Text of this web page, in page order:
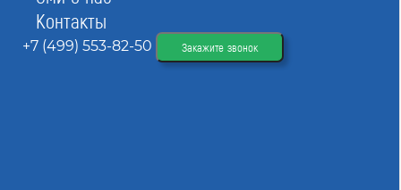
Контакты
+7 (499) 553-82-50 Закажите звонок